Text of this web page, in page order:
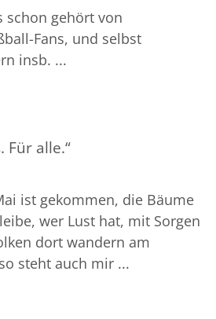
schon gehört von
Fans, und selbst
insb. ...
Für alle.“
ist gekommen, die Bäume
wer Lust hat, mit Sorgen
dort wandern am
steht auch mir ...